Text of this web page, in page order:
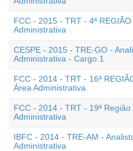
FCC - 2015 - TRT - 4ª
Administrativa
CESPE - 2015 - TRE-GO -
Administrativa - Cargo 1
FCC - 2014 - TRT - 16ª
Área Administrativa
FCC - 2014 - TRT - 19ª
Administrativa
IBFC - 2014 - TRE-AM -
Administrativa